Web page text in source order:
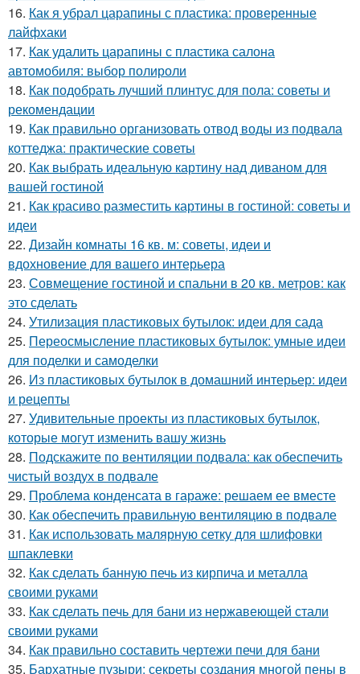
16. Как я убрал царапины с пластика: проверенные
лайфхаки
17. Как удалить царапины с пластика салона
автомобиля: выбор полироли
18. Как подобрать лучший плинтус для пола: советы и
рекомендации
19. Как правильно организовать отвод воды из подвала
коттеджа: практические советы
20. Как выбрать идеальную картину над диваном для
вашей гостиной
21. Как красиво разместить картины в гостиной: советы и
идеи
22. Дизайн комнаты 16 кв. м: советы, идеи и
вдохновение для вашего интерьера
23. Совмещение гостиной и спальни в 20 кв. метров: как
это сделать
24. Утилизация пластиковых бутылок: идеи для сада
25. Переосмысление пластиковых бутылок: умные идеи
для поделки и самоделки
26. Из пластиковых бутылок в домашний интерьер: идеи
и рецепты
27. Удивительные проекты из пластиковых бутылок,
которые могут изменить вашу жизнь
28. Подскажите по вентиляции подвала: как обеспечить
чистый воздух в подвале
29. Проблема конденсата в гараже: решаем ее вместе
30. Как обеспечить правильную вентиляцию в подвале
31. Как использовать малярную сетку для шлифовки
шпаклевки
32. Как сделать банную печь из кирпича и металла
своими руками
33. Как сделать печь для бани из нержавеющей стали
своими руками
34. Как правильно составить чертежи печи для бани
35. Бархатные пузыри: секреты создания многой пены в